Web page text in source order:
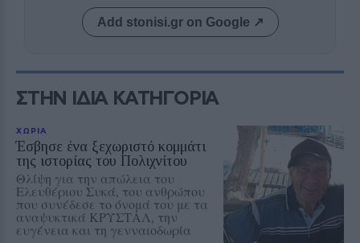
Add stonisi.gr on Google ↗
ΣΤΗΝ ΙΔΙΑ ΚΑΤΗΓΟΡΙΑ
ΧΩΡΙΑ
Έσβησε ένα ξεχωριστό κομμάτι
της ιστορίας του Πολιχνίτου
Θλίψη για την απώλεια του
Ελευθέριου Συκά, του ανθρώπου
που συνέδεσε το όνομά του με τα
αναψυκτικά ΚΡΥΣΤΑΛ, την
ευγένεια και τη γενναιοδωρία